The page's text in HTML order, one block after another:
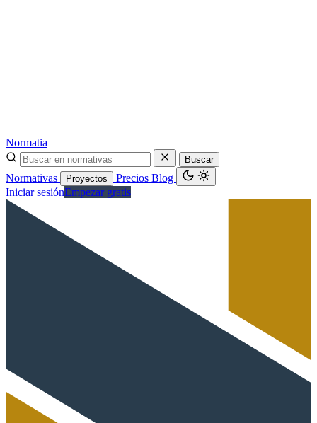
Normatia
Buscar
Normativas Proyectos Precios Blog
Iniciar sesiónEmpezar gratis